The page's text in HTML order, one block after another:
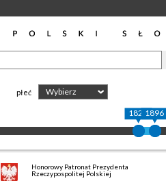
płeć Wybierz
18201896
Honorowy Patronat Prezydenta
Rzeczypospolitej Polskiej